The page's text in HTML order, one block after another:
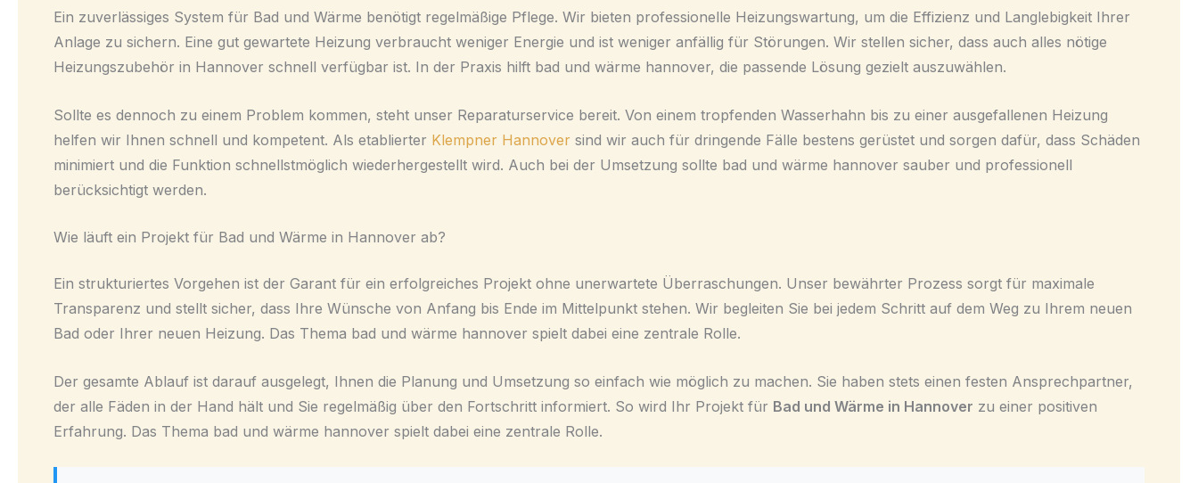
Ein zuverlässiges System für Bad und Wärme benötigt regelmäßige Pflege. Wir bieten professionelle Heizungswartung, um die Effizienz und Langlebigkeit Ihrer
Anlage zu sichern. Eine gut gewartete Heizung verbraucht weniger Energie und ist weniger anfällig für Störungen. Wir stellen sicher, dass auch alles nötige
Heizungszubehör in Hannover schnell verfügbar ist. In der Praxis hilft bad und wärme hannover, die passende Lösung gezielt auszuwählen.
Sollte es dennoch zu einem Problem kommen, steht unser Reparaturservice bereit. Von einem tropfenden Wasserhahn bis zu einer ausgefallenen Heizung
helfen wir Ihnen schnell und kompetent. Als etablierter Klempner Hannover sind wir auch für dringende Fälle bestens gerüstet und sorgen dafür, dass Schäden
minimiert und die Funktion schnellstmöglich wiederhergestellt wird. Auch bei der Umsetzung sollte bad und wärme hannover sauber und professionell
berücksichtigt werden.
Wie läuft ein Projekt für Bad und Wärme in Hannover ab?
Ein strukturiertes Vorgehen ist der Garant für ein erfolgreiches Projekt ohne unerwartete Überraschungen. Unser bewährter Prozess sorgt für maximale
Transparenz und stellt sicher, dass Ihre Wünsche von Anfang bis Ende im Mittelpunkt stehen. Wir begleiten Sie bei jedem Schritt auf dem Weg zu Ihrem neuen
Bad oder Ihrer neuen Heizung. Das Thema bad und wärme hannover spielt dabei eine zentrale Rolle.
Der gesamte Ablauf ist darauf ausgelegt, Ihnen die Planung und Umsetzung so einfach wie möglich zu machen. Sie haben stets einen festen Ansprechpartner,
der alle Fäden in der Hand hält und Sie regelmäßig über den Fortschritt informiert. So wird Ihr Projekt für Bad und Wärme in Hannover zu einer positiven
Erfahrung. Das Thema bad und wärme hannover spielt dabei eine zentrale Rolle.